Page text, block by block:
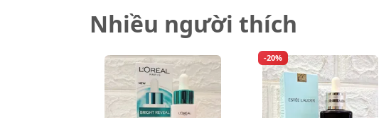
Nhiều người thích
-20%